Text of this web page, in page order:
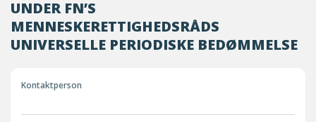
UNDER FN’S
MENNESKERETTIGHEDSRÅDS
UNIVERSELLE PERIODISKE BEDØMMELSE
Kontaktperson